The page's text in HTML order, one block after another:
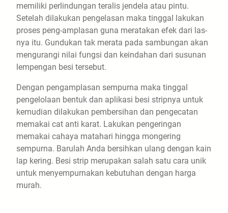
memiliki perlindungan teralis jendela atau pintu.
Setelah dilakukan pengelasan maka tinggal lakukan
proses peng-amplasan guna meratakan efek dari las-
nya itu. Gundukan tak merata pada sambungan akan
mengurangi nilai fungsi dan keindahan dari susunan
lempengan besi tersebut.
Dengan pengamplasan sempurna maka tinggal
pengelolaan bentuk dan aplikasi besi stripnya untuk
kemudian dilakukan pembersihan dan pengecatan
memakai cat anti karat. Lakukan pengeringan
memakai cahaya matahari hingga mongering
sempurna. Barulah Anda bersihkan ulang dengan kain
lap kering. Besi strip merupakan salah satu cara unik
untuk menyempurnakan kebutuhan dengan harga
murah.